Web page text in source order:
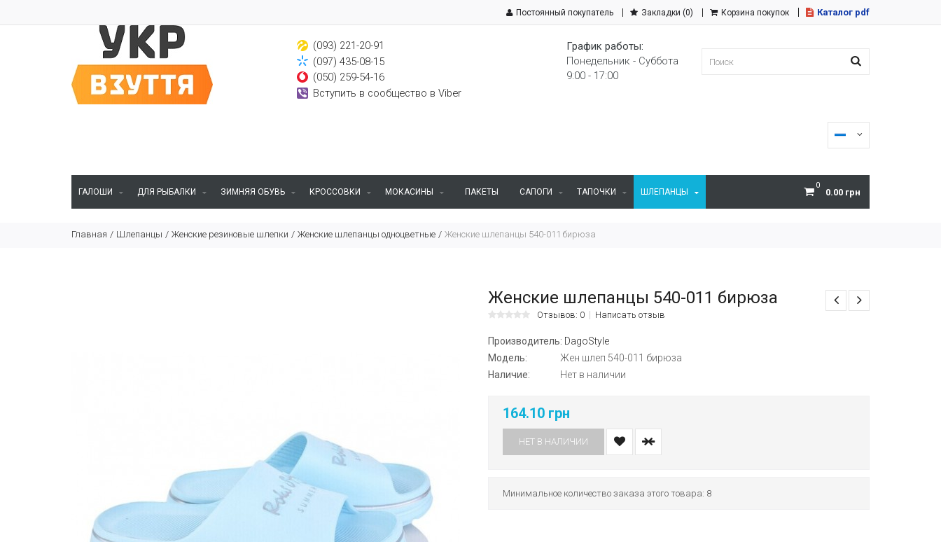
Постоянный покупатель Закладки (0) Корзина покупок Каталог pdf
(093) 221-20-91
(097) 435-08-15
(050) 259-54-16
Вступить в сообщество в Viber
График работы:
Понедельник - Суббота
9:00 - 17:00
0
0.00 грн
ГАЛОШИ ДЛЯ РЫБАЛКИ ЗИМНЯЯ ОБУВЬ КРОССОВКИ МОКАСИНЫ ПАКЕТЫ САПОГИ ТАПОЧКИ ШЛЕПАНЦЫ
Главная Шлепанцы Женские резиновые шлепки Женские шлепанцы одноцветные Женские шлепанцы 540-011 бирюза
Женские шлепанцы 540-011 бирюза
Отзывов: 0 Написать отзыв
Производитель: DagoStyle
Модель:
Жен шлеп 540-011 бирюза
Наличие:
Нет в наличии
164.10 грн
НЕТ В НАЛИЧИИ
Минимальное количество заказа этого товара: 8